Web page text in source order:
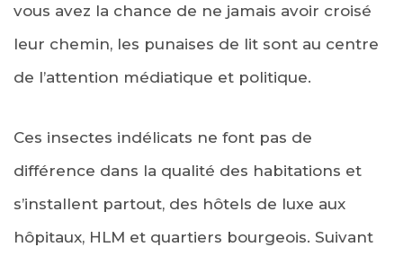
vous avez la chance de ne jamais avoir croisé
leur chemin, les punaises de lit sont au centre
de l’attention médiatique et politique.
Ces insectes indélicats ne font pas de
différence dans la qualité des habitations et
s’installent partout, des hôtels de luxe aux
hôpitaux, HLM et quartiers bourgeois. Suivant